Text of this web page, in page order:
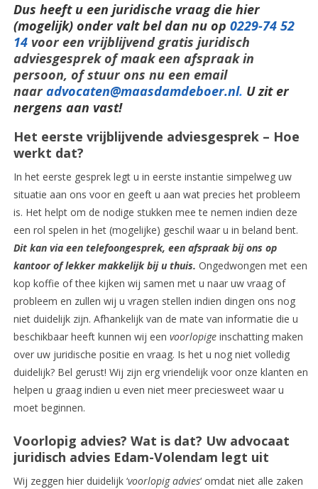
Dus heeft u een juridische vraag die hier
(mogelijk) onder valt bel dan nu op 0229-74 52
14 voor een vrijblijvend gratis juridisch
adviesgesprek of maak een afspraak in
persoon, of stuur ons nu een email
naar advocaten@maasdamdeboer.nl. U zit er
nergens aan vast!
Het eerste vrijblijvende adviesgesprek – Hoe
werkt dat?
In het eerste gesprek legt u in eerste instantie simpelweg uw
situatie aan ons voor en geeft u aan wat precies het probleem
is. Het helpt om de nodige stukken mee te nemen indien deze
een rol spelen in het (mogelijke) geschil waar u in beland bent.
Dit kan via een telefoongesprek, een afspraak bij ons op
kantoor of lekker makkelijk bij u thuis. Ongedwongen met een
kop koffie of thee kijken wij samen met u naar uw vraag of
probleem en zullen wij u vragen stellen indien dingen ons nog
niet duidelijk zijn. Afhankelijk van de mate van informatie die u
beschikbaar heeft kunnen wij een voorlopigeinschatting maken
over uw juridische positie en vraag. Is het u nog niet volledig
duidelijk? Bel gerust! Wij zijn erg vriendelijk voor onze klanten en
helpen u graag indien u even niet meer preciesweet waar u
moet beginnen.
Voorlopig advies? Wat is dat? Uw advocaat
juridisch advies Edam-Volendam legt uit
Wij zeggen hier duidelijk ‘voorlopig advies‘ omdat niet alle zaken